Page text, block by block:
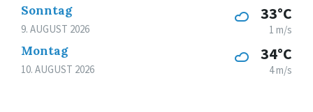
Sonntag
9. AUGUST 2026
33°C
1 m/s
Montag
10. AUGUST 2026
34°C
4 m/s